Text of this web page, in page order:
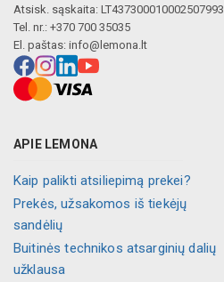
Atsisk. sąskaita: LT437300010002507993
Tel. nr.: +370 700 35035
El. paštas: info@lemona.lt
APIE LEMONA
Kaip palikti atsiliepimą prekei?
Prekės, užsakomos iš tiekėjų
sandėlių
Buitinės technikos atsarginių dalių
užklausa